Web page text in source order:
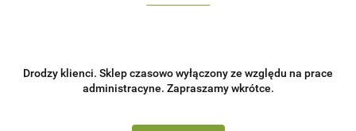
Drodzy klienci. Sklep czasowo wyłączony ze względu na prace
administracyne. Zapraszamy wkrótce.